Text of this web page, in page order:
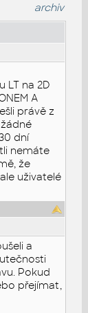
archiv
LT na 2D
A
právě z
dní
nemáte
že
uživatelé
a
Pokud
přejímat,